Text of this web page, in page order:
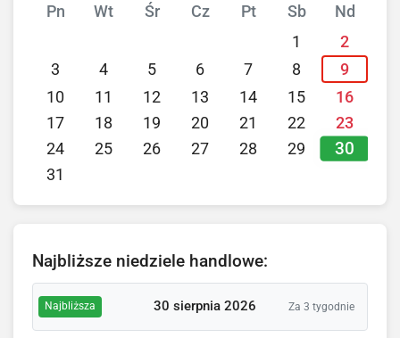
Pn
Wt Śr Cz Pt Sb
Nd
1
2
3
4 5 6 7 8
9
10
11 12 13 14 15
16
17
18 19 20 21 22
23
24
25 26 27 28 29 30
31
Najbliższe niedziele handlowe:
Najbliższa 30 sierpnia 2026 Za 3 tygodnie